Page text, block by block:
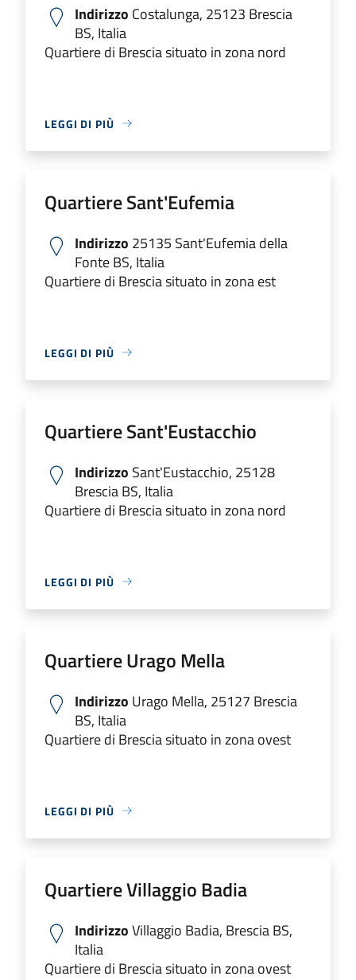
Indirizzo Costalunga, 25123 Brescia
BS, Italia
Quartiere di Brescia situato in zona nord
LEGGI DI PIÙ
Quartiere Sant'Eufemia
Indirizzo 25135 Sant'Eufemia della
Fonte BS, Italia
Quartiere di Brescia situato in zona est
LEGGI DI PIÙ
Quartiere Sant'Eustacchio
Indirizzo Sant'Eustacchio, 25128
Brescia BS, Italia
Quartiere di Brescia situato in zona nord
LEGGI DI PIÙ
Quartiere Urago Mella
Indirizzo Urago Mella, 25127 Brescia
BS, Italia
Quartiere di Brescia situato in zona ovest
LEGGI DI PIÙ
Quartiere Villaggio Badia
IndirizzoVillaggio Badia, Brescia BS,
Italia
Quartiere di Brescia situato in zona ovest